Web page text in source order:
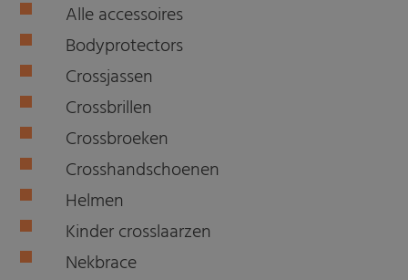
Alle accessoires
Bodyprotectors
Crossjassen
Crossbrillen
Crossbroeken
Crosshandschoenen
Helmen
Kinder crosslaarzen
Nekbrace